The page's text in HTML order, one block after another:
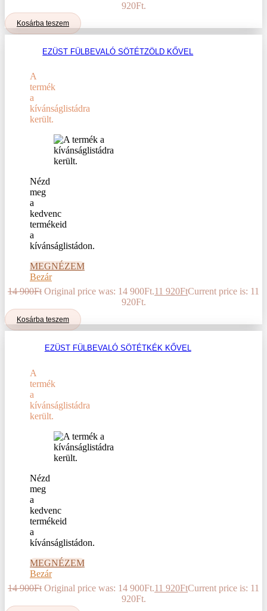
920Ft.
Kosárba teszem
EZÜST FÜLBEVALÓ SÖTÉTZÖLD KŐVEL
A
termék
a
kívánságlistádra
került.
Nézd
meg
a
kedvenc
termékeid
a
kívánságlistádon.
MEGNÉZEM
Bezár
14 900Ft Original price was: 14 900Ft.11 920FtCurrent price is: 11
920Ft.
Kosárba teszem
EZÜST FÜLBEVALÓ SÖTÉTKÉK KŐVEL
A
termék
a
kívánságlistádra
került.
Nézd
meg
a
kedvenc
termékeid
a
kívánságlistádon.
MEGNÉZEM
Bezár
14 900Ft Original price was: 14 900Ft.11 920FtCurrent price is: 11
920Ft.